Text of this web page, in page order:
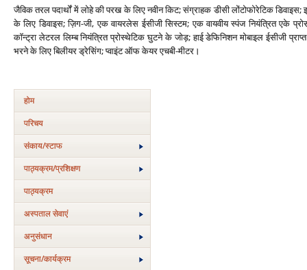
जैविक तरल पदार्थों में लोहे की परख के लिए नवीन किट; संग्राहक डीसी लोंटोफोरेटिक
के लिए डिवाइस; ज़िग-जी, एक वायरलेस ईसीजी सिस्टम; एक वायवीय स्पंज नियंत्रित एके
कॉन्ट्रा लेटरल लिम्ब नियंत्रित प्रोस्थेटिक घुटने के जोड़; हाई डेफिनिशन मोबाइल ईसीजी
भरने के लिए बिलीयर ड्रेसिंग; प्वाइंट ऑफ केयर एचबी-मीटर।
होम
परिचय
संकाय/स्‍टाफ
पाठ्यक्रम/प्रशिक्षण
पाठ्यक्रम
अस्‍पताल सेवाएं
अनुसंधान
सूचना/कार्यक्रम